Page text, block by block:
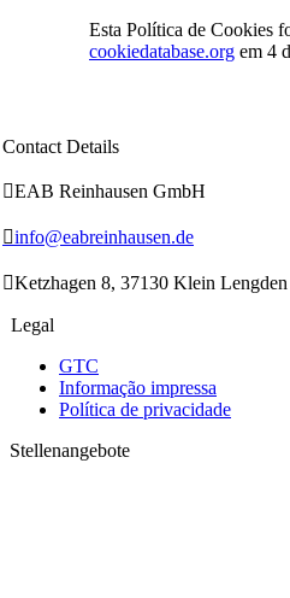
Esta Política de Cookies
cookiedatabase.org em 4
Contact Details
EAB Reinhausen GmbH
info@eabreinhausen.de
Ketzhagen 8, 37130 Klein Lengden
Legal
GTC
Informação impressa
Política de privacidade
Stellenangebote